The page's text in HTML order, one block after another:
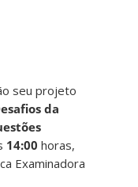
seu projeto
da
14:00 horas,
Examinadora